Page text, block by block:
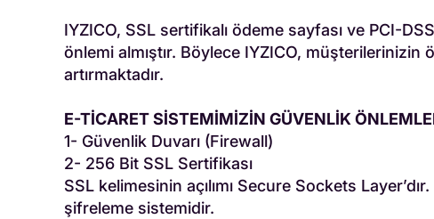
IYZICO, SSL sertifikalı ödeme sayfası ve PCI-
önlemi almıştır. Böylece IYZICO,
artırmaktadır.
E-TİCARET SİSTEMİMİZİN GÜVENLİK
1- Güvenlik Duvarı (Firewall)
2- 256 Bit SSL Sertifikası
SSL kelimesinin açılımı Secure Sockets
şifreleme sistemidir.